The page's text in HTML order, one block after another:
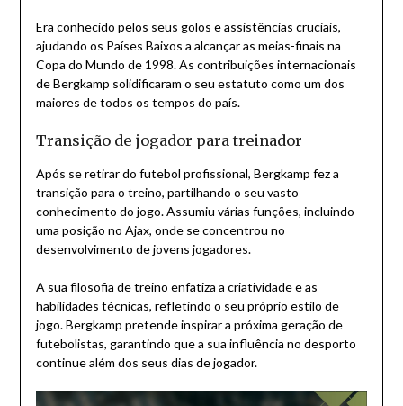
Era conhecido pelos seus golos e assistências cruciais,
ajudando os Países Baixos a alcançar as meias-finais na
Copa do Mundo de 1998. As contribuições internacionais
de Bergkamp solidificaram o seu estatuto como um dos
maiores de todos os tempos do país.
Transição de jogador para treinador
Após se retirar do futebol profissional, Bergkamp fez a
transição para o treino, partilhando o seu vasto
conhecimento do jogo. Assumiu várias funções, incluindo
uma posição no Ajax, onde se concentrou no
desenvolvimento de jovens jogadores.
A sua filosofia de treino enfatiza a criatividade e as
habilidades técnicas, refletindo o seu próprio estilo de
jogo. Bergkamp pretende inspirar a próxima geração de
futebolistas, garantindo que a sua influência no desporto
continue além dos seus dias de jogador.